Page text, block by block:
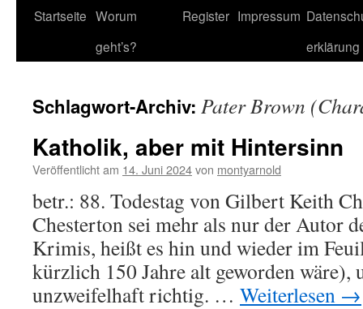
Startseite Worum
geht’s?
Register Impressum
erklärung
Schlagwort-Archiv: Pater Brown
Katholik, aber mit Hintersinn
Veröffentlicht am 14. Juni 2024von montyarnold
betr.: 88. Todestag von Gilbert Keith
Chesterton sei mehr als nur der Autor
Krimis, heißt es hin und wieder im
kürzlich 150 Jahre alt geworden wäre),
unzweifelhaft richtig. … Weiterlesen →